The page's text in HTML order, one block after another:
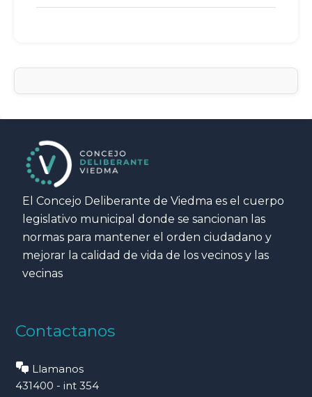
El Concejo Deliberante de Viedma es el cuerpo
legislativo municipal donde se sancionan las
normas para mantener el orden ciudadano y
mejorar la calidad de vida de los vecinos y las
vecinas
Contactanos
Llamanos
431400 - int 354